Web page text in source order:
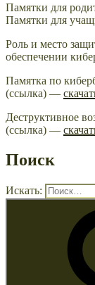
Памятки для
Памятки для
Роль и место
обеспечении
Памятка по
(ссылка) —
Деструктивное
(ссылка) —
Поиск
Искать: